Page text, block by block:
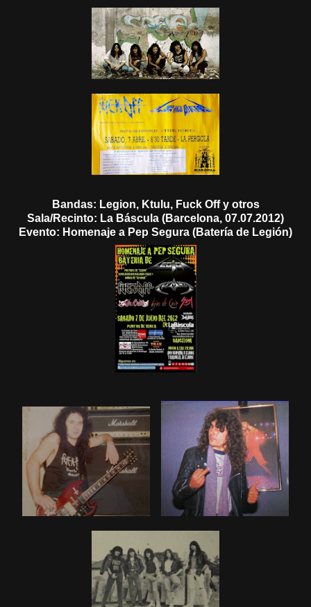
Bandas: Legion, Ktulu, Fuck Off y otros
Sala/Recinto: La Báscula (Barcelona, 07.07.2012)
Evento: Homenaje a Pep Segura (Batería de Legión)